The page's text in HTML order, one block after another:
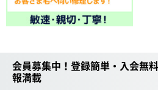
会員募集中！登録簡単・入会無
報満載